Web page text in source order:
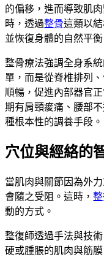
的偏移，進而導致肌
時，透過整骨這類以
並恢復身體的自然平衡
整骨療法強調全身系
單，而是從脊椎排列
順暢，促進內部器官
期有肩頸痠痛、腰部
種根本性的調養手段。
穴位與經絡的
當肌肉與關節因為外
會隨之受阻。這時，
動的方式。
整復師透過手法與技
硬或腫脹的肌肉與筋